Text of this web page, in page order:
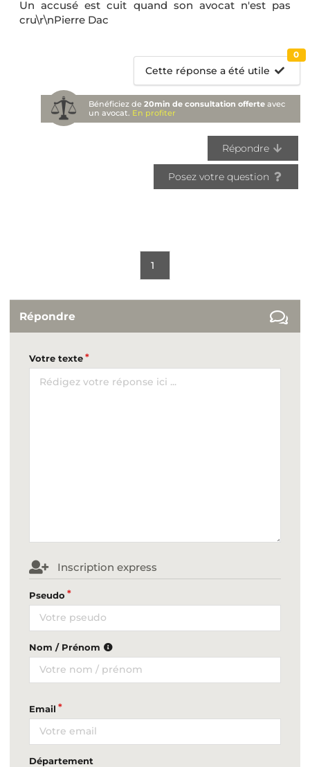
Un accusé est cuit quand son avocat n'est pas
cru\r\nPierre Dac
Cette réponse a été utile
0
Bénéficiez de20min de consultation offerte avec
un avocat. En profiter
Répondre
Posez votre question
1
Répondre
Votre texte
Inscription express
Pseudo
Nom / Prénom
Email
Département